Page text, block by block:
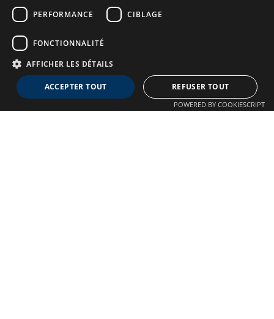
Neuro MAV France
Association dédiée aux patients souffrant de Malformations
PERFORMANCE
CIBLAGE
FONCTIONNALITÉ
AFFICHER LES DÉTAILS
ACCEPTER TOUT REFUSER TOUT
POWERED BY COOKIESCRIPT